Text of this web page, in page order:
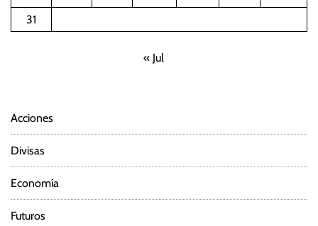
31
« Jul
Acciones
Divisas
Economía
Futuros